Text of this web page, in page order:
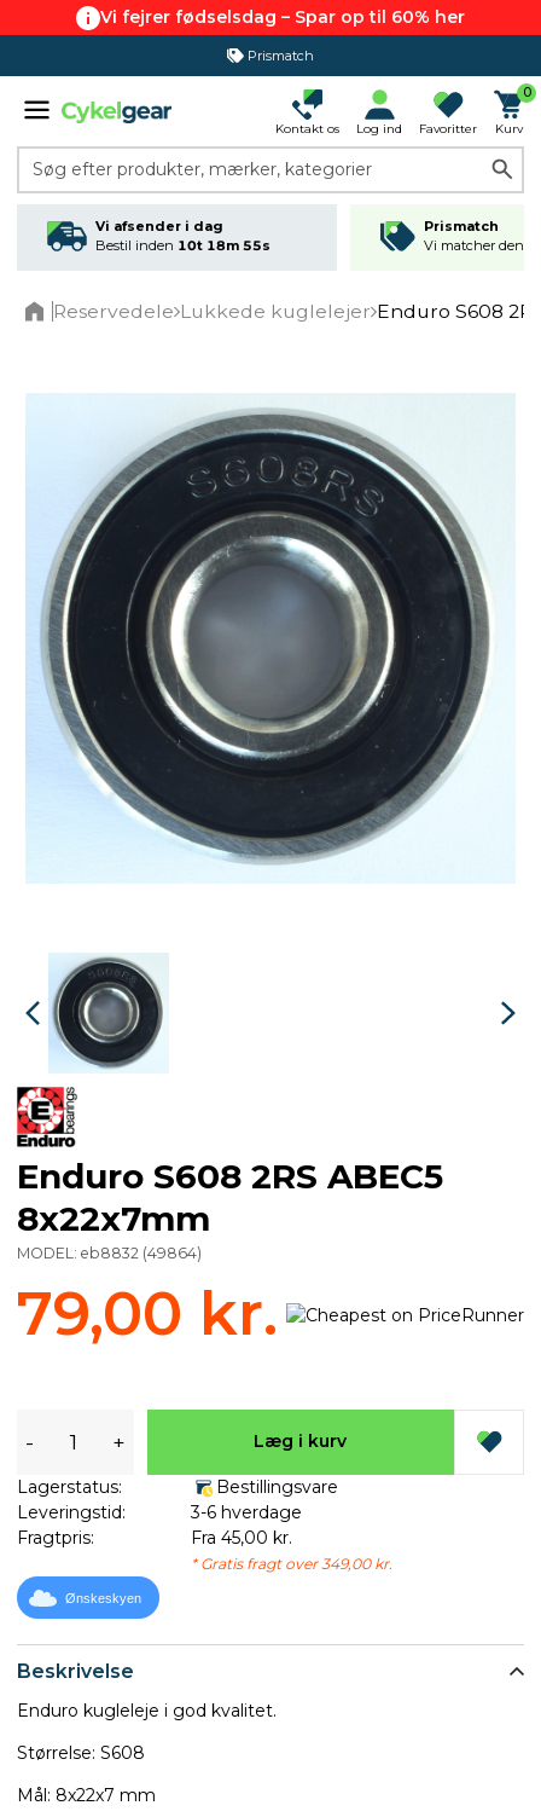
Vi fejrer fødselsdag – Spar op til 60% her
Prismatch
365 dages returret
Kontakt os Log ind Favoritter
0
Kurv
Søg efter produkter, mærker, kategorier
Vi afsender i dag
Bestil inden 10t 18m 54s
Prismatch
Vi matcher den
Reservedele Lukkede kuglelejer Enduro S608
Beskrivelse
Enduro kugleleje i god kvalitet.
Størrelse: S608
Mål: 8x22x7 mm
Enduro S608 2RS ABEC5
8x22x7mm
MODEL: eb8832 (49864)
79,00 kr.
- + Læg i kurv
Lagerstatus:
Bestillingsvare
Leveringstid:
3-6 hverdage
Fragtpris:
Fra 45,00 kr.
* Gratis fragt over 349,00 kr.
Ønskeskyen